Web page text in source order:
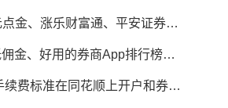
券商APP对比：国元点金、涨乐财富通、平安证券，谁更好用？
不想被手续费坑？低佣金、好用的券商App排行榜来了
2026年国债逆回购手续费标准在同花顺上开户和券商APP开户有什么区别